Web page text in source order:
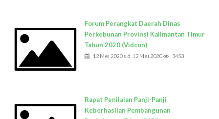
Forum Perangkat Daerah Dinas
Perkebunan Provinsi Kalimantan Timur
Tahun 2020 (Vidcon)
12 Mei 2020 s.d. 12 Mei 2020 3453
Rapat Penilaian Panji-Panji
Keberhasilan Pembangunan